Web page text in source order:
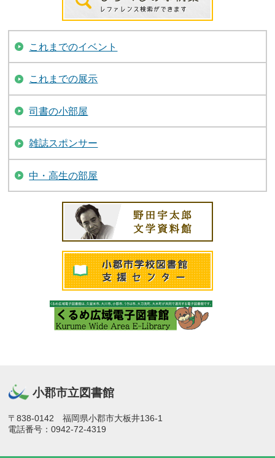
これまでのイベント
これまでの展示
司書の小部屋
雑誌スポンサー
中・高生の部屋
小郡市立図書館
〒838-0142 福岡県小郡市大板井136-1
電話番号：0942-72-4319